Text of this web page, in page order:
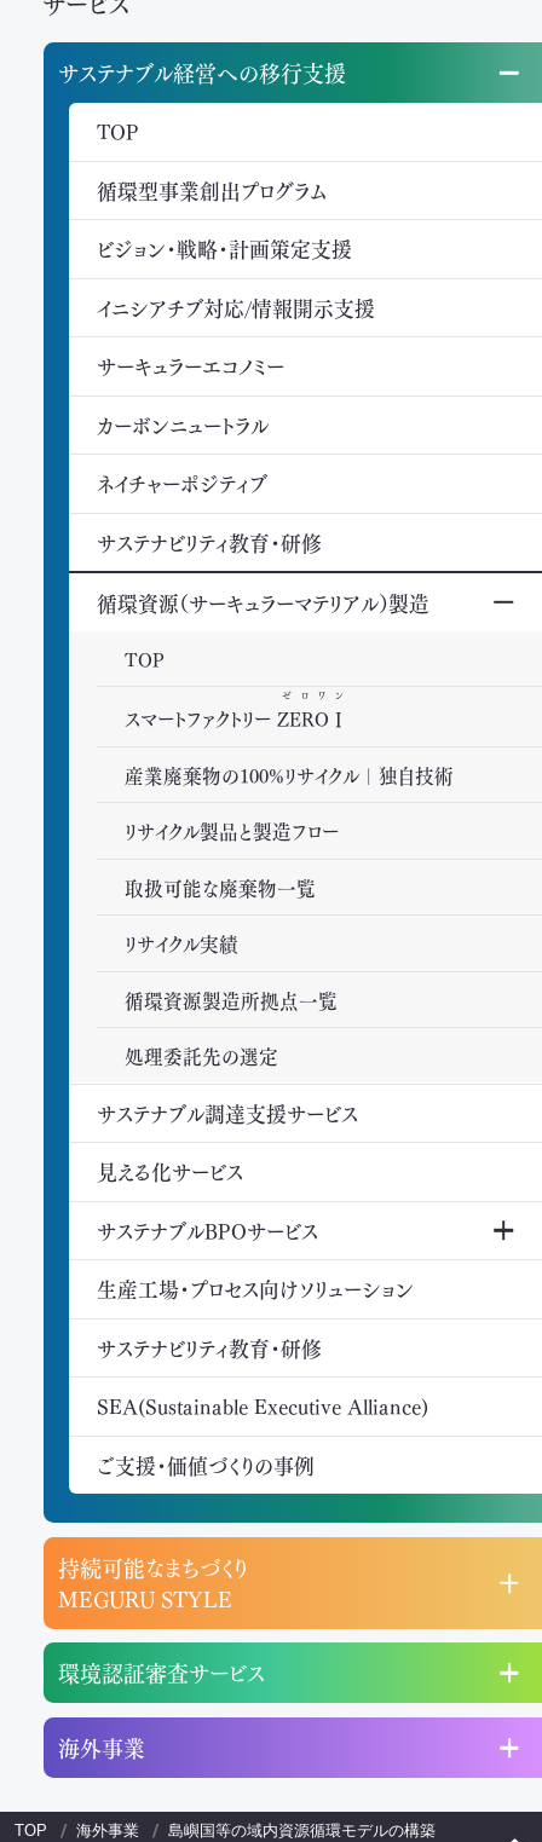
サステナブル経営への移行支援
TOP
循環型事業創出プログラム
ビジョン・戦略・計画策定支援
イニシアチブ対応/情報開示支援
サーキュラーエコノミー
カーボンニュートラル
ネイチャーポジティブ
サステナビリティ教育・研修
循環資源（サーキュラーマテリアル）製造
TOP
スマートファクトリー ZEROⅠ
ゼロワン
産業廃棄物の100%リサイクル｜独自技術
リサイクル製品と製造フロー
取扱可能な廃棄物一覧
リサイクル実績
循環資源製造所拠点一覧
処理委託先の選定
サステナブル調達支援サービス
見える化サービス
サステナブルBPOサービス
生産工場・プロセス向けソリューション
サステナビリティ教育・研修
SEA(Sustainable Executive Alliance)
ご支援・価値づくりの事例
持続可能なまちづくり
MEGURU STYLE
環境認証審査サービス
海外事業
TOP 海外事業 島嶼国等の域内資源循環モデルの構築